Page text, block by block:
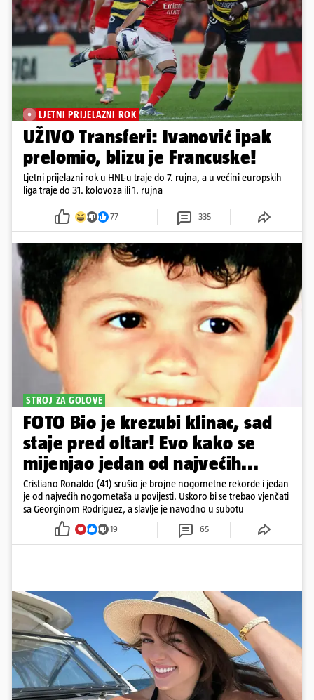
LJETNI PRIJELAZNI ROK
UŽIVO Transferi: Ivanović ipak
prelomio, blizu je Francuske!
Ljetni prijelazni rok u HNL-u traje do 7. rujna, a u većini europskih
liga traje do 31. kolovoza ili 1. rujna
77 335
STROJ ZA GOLOVE
FOTO Bio je krezubi klinac, sad
staje pred oltar! Evo kako se
mijenjao jedan od najvećih...
Cristiano Ronaldo (41) srušio je brojne nogometne rekorde i jedan
je od najvećih nogometaša u povijesti. Uskoro bi se trebao vjenčati
sa Georginom Rodriguez, a slavlje je navodno u subotu
19 65